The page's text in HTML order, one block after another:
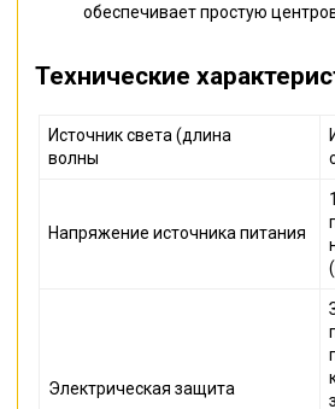
обеспечивает простую
Технические
Источник света (длина
волны
Напряжение источника питания
Электрическая защита